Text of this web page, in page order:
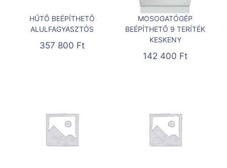
HŰTŐ BEÉPÍTHETŐ
ALULFAGYASZTÓS
357 800 Ft
MOSOGATÓGÉP
BEÉPÍTHETŐ 9 TERÍTÉK
KESKENY
142 400 Ft